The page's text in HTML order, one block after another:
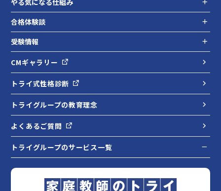
やる気になる仕組み
合格体験談
受験情報
CMギャラリー
トライ式性格診断
トライグループの教育理念
よくあるご質問
トライグループのサービス一覧